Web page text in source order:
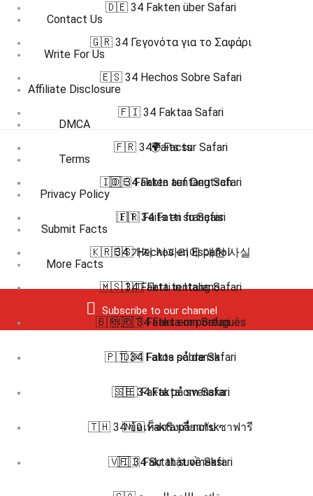
Contact Us
Write For Us
Affiliate Disclosure
DMCA
Terms
Privacy Policy
Submit Facts
More Facts
Subscribe to our channel
🇩🇪 34 Fakten über Safari
🇬🇷 34 Γεγονότα για το Σαφάρι
🇪🇸 34 Hechos Sobre Safari
🇫🇮 34 Faktaa Safari
🇫🇷 34 Faits sur Safari
🇮🇩 34 Fakta tentang Safari
🇮🇹 34 Fatti su Safari
🇰🇷 34 가지 사파리에 대한 사실
🇲🇸 34 Fakta tentang Safari
🇳🇴 34 Fakta om Safari
🇵🇹 34 Fatos sobre Safari
🇸🇪 34 Fakta om Safari
🇹🇭 34 ข้อเท็จจริงเกี่ยวกับ ซาฟารี
🇻🇮 34 Sự thật về Safari
🌍 Facts
🇩🇪 Fakten auf Deutsch
🇫🇷 Faits en français
🇪🇸 Hechos en Español
🇮🇹 Fatti in Italiano
🇧🇷 🇵🇹 Fatos em português
🇩🇰 Fakta på dansk
🇸🇪 Fakta på svenska
🇳🇴 Fakta på norsk
🇫🇮 Faktat suomeksi